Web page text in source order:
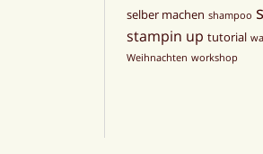
selber machen shampoo
stampin up tutorial
Weihnachten workshop